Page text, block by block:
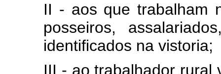
II - aos que trabalham
posseiros,
identificados na vistoria;
III - ao trabalhador rural